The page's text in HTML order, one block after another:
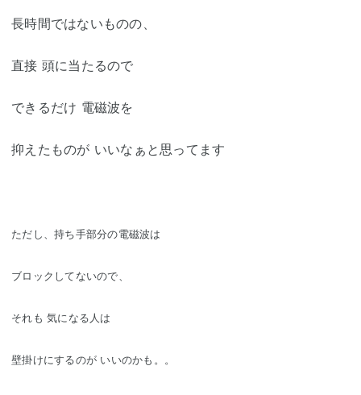
長時間ではないものの、
直接 頭に当たるので
できるだけ 電磁波を
抑えたものが いいなぁと思ってます
ただし、持ち手部分の電磁波は
ブロックしてないので、
それも 気になる人は
壁掛けにするのが いいのかも。。